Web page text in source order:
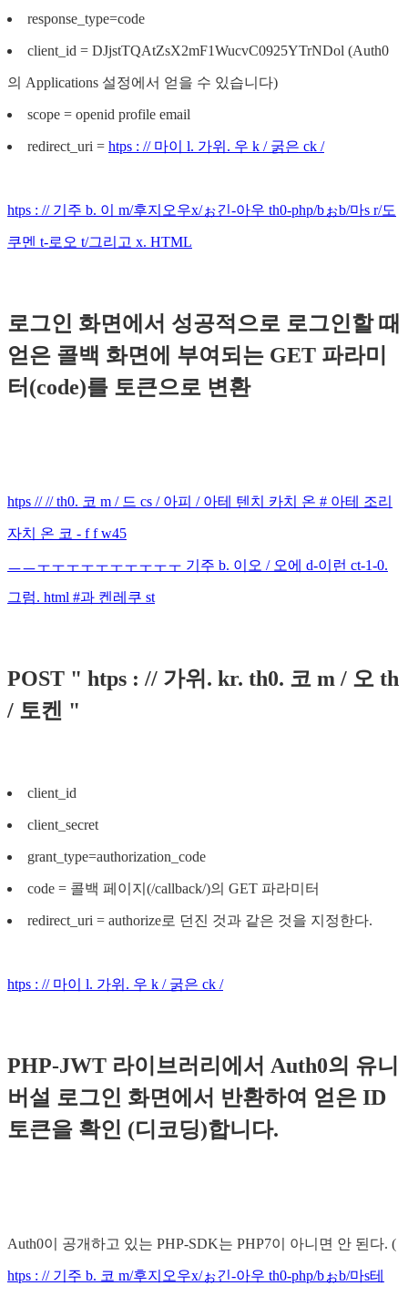
response_type=code
client_id = DJjstTQAtZsX2mF1WucvC0925YTrNDol (Auth0
의 Applications 설정에서 얻을 수 있습니다)
scope = openid profile email
redirect_uri = htps : // 마이 l. 가위. 우 k / 굵은 ck /
htps : // 기주 b. 이 m/후지오우x/ぉ긴-아우 th0-php/bぉb/마s r/도
쿠멘 t-로오 t/그리고 x. HTML
로그인 화면에서 성공적으로 로그인할 때
얻은 콜백 화면에 부여되는 GET 파라미
터(code)를 토큰으로 변환
htps // // th0. 코 m / 드 cs / 아피 / 아테 텐치 카치 온 # 아테 조리
자치 온 코 - f f w45
ㅡㅡㅜㅜㅜㅜㅜㅜㅜㅜㅜㅜ 기주 b. 이오 / 오에 d-이런 ct-1-0.
그럼. html #과 켄레쿠 st
POST " htps : // 가위. kr. th0. 코 m / 오 th
/ 토켄 "
client_id
client_secret
grant_type=authorization_code
code = 콜백 페이지(/callback/)의 GET 파라미터
redirect_uri = authorize로 던진 것과 같은 것을 지정한다.
htps : // 마이 l. 가위. 우 k / 굵은 ck /
PHP-JWT 라이브러리에서 Auth0의 유니
버설 로그인 화면에서 반환하여 얻은 ID
토큰을 확인 (디코딩)합니다.
Auth0이 공개하고 있는 PHP-SDK는 PHP7이 아니면 안 된다. (
htps : // 기주 b. 코 m/후지오우x/ぉ긴-아우 th0-php/bぉb/마s테